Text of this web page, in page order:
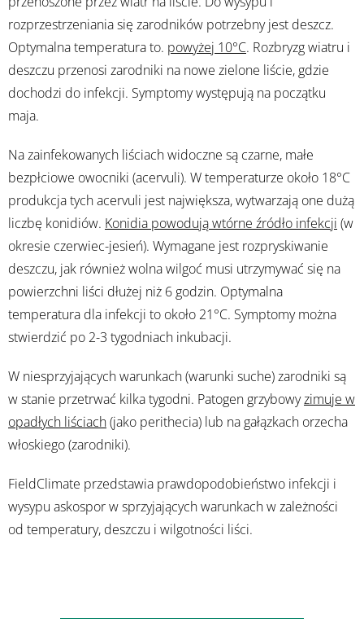
rozprzestrzeniania się zarodników potrzebny jest deszcz.
Optymalna temperatura to. powyżej 10°C. Rozbryzg wiatru i
deszczu przenosi zarodniki na nowe zielone liście, gdzie
dochodzi do infekcji. Symptomy występują na początku
maja.
Na zainfekowanych liściach widoczne są czarne, małe
bezpłciowe owocniki (acervuli). W temperaturze około 18°C
produkcja tych acervuli jest największa, wytwarzają one dużą
liczbę konidiów. Konidia powodują wtórne źródło infekcji (w
okresie czerwiec-jesień). Wymagane jest rozpryskiwanie
deszczu, jak również wolna wilgoć musi utrzymywać się na
powierzchni liści dłużej niż 6 godzin. Optymalna
temperatura dla infekcji to około 21°C. Symptomy można
stwierdzić po 2-3 tygodniach inkubacji.
W niesprzyjających warunkach (warunki suche) zarodniki są
w stanie przetrwać kilka tygodni. Patogen grzybowyzimuje w
opadłych liściach(jako perithecia) lub na gałązkach orzecha
włoskiego (zarodniki).
FieldClimate przedstawia prawdopodobieństwo infekcji i
wysypu askospor w sprzyjających warunkach w zależności
od temperatury, deszczu i wilgotności liści.